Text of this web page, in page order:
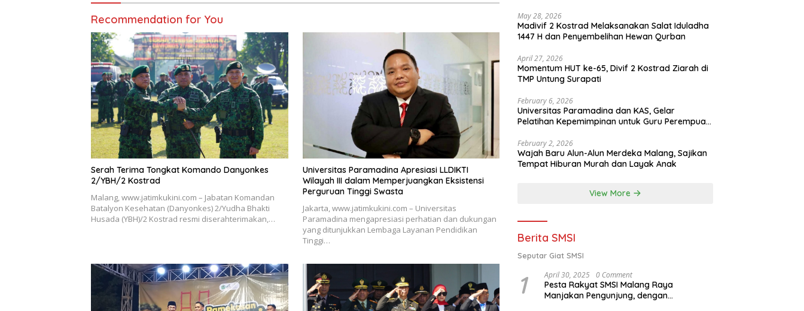
Recommendation for You
Serah Terima Tongkat Komando Danyonkes
2/YBH/2 Kostrad
Malang, www.jatimkukini.com – Jabatan Komandan
Batalyon Kesehatan (Danyonkes) 2/Yudha Bhakti
Husada (YBH)/2 Kostrad resmi diserahterimakan,…
Universitas Paramadina Apresiasi LLDIKTI
Wilayah III dalam Memperjuangkan Eksistensi
Perguruan Tinggi Swasta
Jakarta, www.jatimkukini.com – Universitas
Paramadina mengapresiasi perhatian dan dukungan
yang ditunjukkan Lembaga Layanan Pendidikan
Tinggi…
May 28, 2026
Madivif 2 Kostrad Melaksanakan Salat Iduladha
1447 H dan Penyembelihan Hewan Qurban
April 27, 2026
Momentum HUT ke-65, Divif 2 Kostrad Ziarah di
TMP Untung Surapati
February 6, 2026
Universitas Paramadina dan KAS, Gelar
Pelatihan Kepemimpinan untuk Guru Perempuan
February 2, 2026
Wajah Baru Alun-Alun Merdeka Malang, Sajikan
Tempat Hiburan Murah dan Layak Anak
View More
Berita SMSI
Seputar Giat SMSI
1 April 30, 2025 0 Comment
Pesta Rakyat SMSI Malang Raya
Manjakan Pengunjung, dengan